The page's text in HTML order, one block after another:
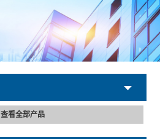
查看全部产品